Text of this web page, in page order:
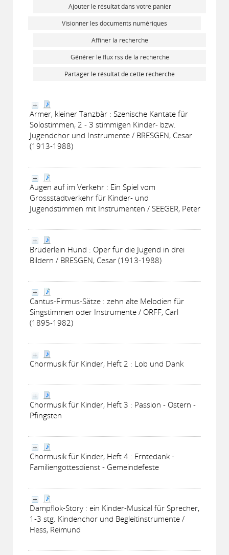
Ajouter le résultat dans votre panier
Visionner les documents numériques
Affiner la recherche
Générer le flux rss de la recherche
Partager le résultat de cette recherche
Armer, kleiner Tanzbär : Szenische Kantate für
Solostimmen, 2 - 3 stimmigen Kinder- bzw.
Jugendchor und Instrumente / BRESGEN, Cesar
(1913-1988)
Augen auf im Verkehr : Ein Spiel vom
Grossstadtverkehr für Kinder- und
Jugendstimmen mit Instrumenten / SEEGER, Peter
Brüderlein Hund : Oper für die Jugend in drei
Bildern / BRESGEN, Cesar (1913-1988)
Cantus-Firmus-Sätze : zehn alte Melodien für
Singstimmen oder Instrumente / ORFF, Carl
(1895-1982)
Chormusik für Kinder, Heft 2 : Lob und Dank
Chormusik für Kinder, Heft 3 : Passion - Ostern -
Pfingsten
Chormusik für Kinder, Heft 4 : Erntedank -
Familiengottesdienst - Gemeindefeste
Dampflok-Story : ein Kinder-Musical für Sprecher,
1-3 stg. Kindenchor und Begleitinstrumente /
Hess, Reimund